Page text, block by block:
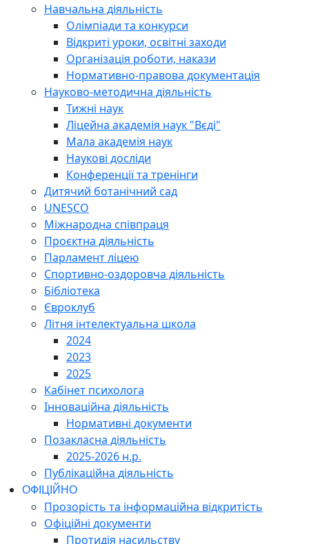
Навчальна діяльність
Олімпіади та конкурси
Відкриті уроки, освітні заходи
Організація роботи, накази
Нормативно-правова документація
Науково-методична діяльність
Тижні наук
Ліцейна академія наук "Вєді"
Мала академія наук
Наукові досліди
Конференції та тренінги
Дитячий ботанічний сад
UNESCO
Міжнародна співпраця
Проєктна діяльність
Парламент ліцею
Спортивно-оздоровча діяльність
Бібліотека
Євроклуб
Літня інтелектуальна школа
2024
2023
2025
Кабінет психолога
Інноваційна діяльність
Нормативні документи
Позакласна діяльність
2025-2026 н.р.
Публікаційна діяльність
ОФІЦІЙНО
Прозорість та інформаційна відкритість
Офіційні документи
Протидія насильству